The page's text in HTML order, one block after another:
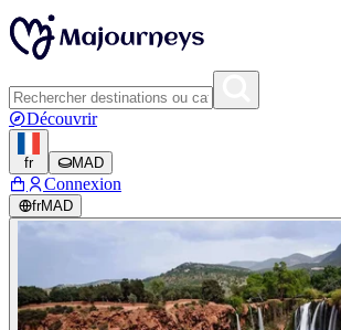
Découvrir
fr MAD
Connexion
frMAD